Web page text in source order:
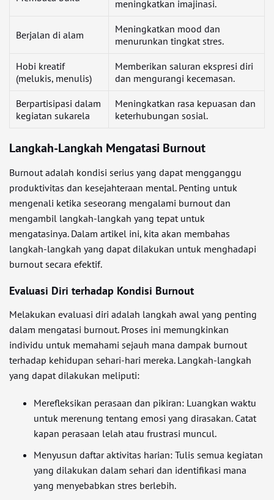
meningkatkan imajinasi.
Berjalan di alam
Meningkatkan mood dan
menurunkan tingkat stres.
Hobi kreatif
(melukis, menulis)
Memberikan saluran ekspresi diri
dan mengurangi kecemasan.
Berpartisipasi dalam
kegiatan sukarela
Meningkatkan rasa kepuasan dan
keterhubungan sosial.
Langkah-Langkah Mengatasi Burnout
Burnout adalah kondisi serius yang dapat mengganggu
produktivitas dan kesejahteraan mental. Penting untuk
mengenali ketika seseorang mengalami burnout dan
mengambil langkah-langkah yang tepat untuk
mengatasinya. Dalam artikel ini, kita akan membahas
langkah-langkah yang dapat dilakukan untuk menghadapi
burnout secara efektif.
Evaluasi Diri terhadap Kondisi Burnout
Melakukan evaluasi diri adalah langkah awal yang penting
dalam mengatasi burnout. Proses ini memungkinkan
individu untuk memahami sejauh mana dampak burnout
terhadap kehidupan sehari-hari mereka. Langkah-langkah
yang dapat dilakukan meliputi:
Merefleksikan perasaan dan pikiran: Luangkan waktu
untuk merenung tentang emosi yang dirasakan. Catat
kapan perasaan lelah atau frustrasi muncul.
Menyusun daftar aktivitas harian: Tulis semua kegiatan
yang dilakukan dalam sehari dan identifikasi mana
yang menyebabkan stres berlebih.